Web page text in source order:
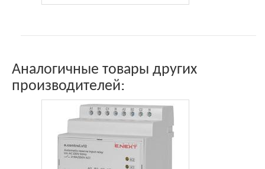
Аналогичные товары других
производителей: